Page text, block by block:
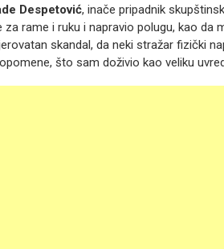
Despetović, inače pripadnik
za rame i ruku i napravio polugu, kao
skandal, da neki stražar fizički
što sam doživio kao veliku